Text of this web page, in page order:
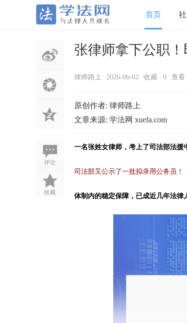
首页
评论
收藏
张律师拿下公职
律师路上 2026-06-02 收藏 : 0 查看
原创作者: 律师路上
文章来源: 学法网 xuefa.com
一名张姓女律师，考上了司法部法援
司法部又公示了一批拟录用公务员！
体制内的稳定保障，已成近几年法律